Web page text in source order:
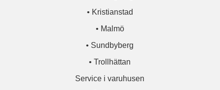
• Kristianstad
• Malmö
• Sundbyberg
• Trollhättan
Service i varuhusen